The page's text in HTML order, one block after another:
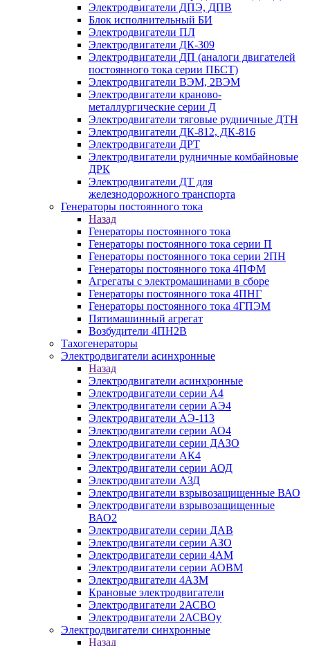
Электродвигатели ДПЭ, ДПВ
Блок исполнительный БИ
Электродвигатели ПЛ
Электродвигатели ДК-309
Электродвигатели ДП (аналоги двигателей
постоянного тока серии ПБСТ)
Электродвигатели ВЭМ, 2ВЭМ
Электродвигатели краново-
металлургические серии Д
Электродвигатели тяговые рудничные ДТН
Электродвигатели ДК-812, ДК-816
Электродвигатели ДРТ
Электродвигатели рудничные комбайновые
ДРК
Электродвигатели ДТ для
железнодорожного транспорта
Генераторы постоянного тока
Назад
Генераторы постоянного тока
Генераторы постоянного тока серии П
Генераторы постоянного тока серии 2ПН
Генераторы постоянного тока 4ПФМ
Агрегаты с электромашинами в сборе
Генераторы постоянного тока 4ПНГ
Генераторы постоянного тока 4ГПЭМ
Пятимашинный агрегат
Возбудители 4ПН2В
Тахогенераторы
Электродвигатели асинхронные
Назад
Электродвигатели асинхронные
Электродвигатели серии А4
Электродвигатели серии АЭ4
Электродвигатели АЭ-113
Электродвигатели серии АО4
Электродвигатели серии ДАЗО
Электродвигатели АК4
Электродвигатели серии АОД
Электродвигатели АЗД
Электродвигатели взрывозащищенные ВАО
Электродвигатели взрывозащищенные
ВАО2
Электродвигатели серии ДАВ
Электродвигатели серии АЗО
Электродвигатели серии 4АМ
Электродвигатели серии АОВМ
Электродвигатели 4АЗМ
Крановые электродвигатели
Электродвигатели 2АСВО
Электродвигатели 2АСВОу
Электродвигатели синхронные
Назад